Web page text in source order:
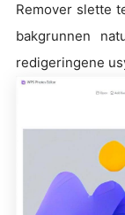
Remover slette
bakgrunnen
redigeringene